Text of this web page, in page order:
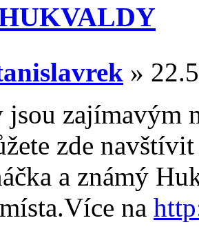
»
zajímavým
zde
a známý
na